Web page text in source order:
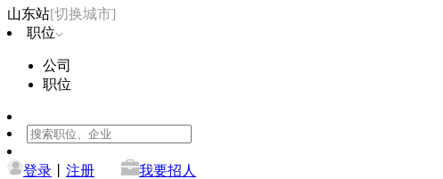
山东站[切换城市]
职位
公司
职位
登录 注册 我要招人